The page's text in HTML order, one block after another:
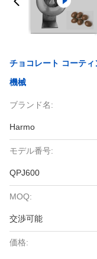
チョコレート コーテ
機械
ブランド名:
Harmo
モデル番号:
QPJ600
MOQ:
交渉可能
価格: